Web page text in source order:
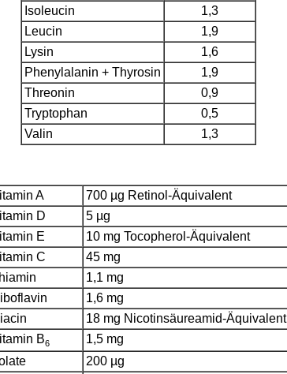
Isoleucin
1,3
Leucin
1,9
Lysin
1,6
Phenylalanin + Thyrosin
1,9
Threonin
0,9
Tryptophan
0,5
Valin
1,3
A
700 µg Retinol-Äquivalent
D
5 µg
E
10 mg Tocopherol-Äquivalent
C
45 mg
1,1 mg
1,6 mg
18 mg Nicotinsäureamid-Äquivalent
B6
1,5 mg
200 µg